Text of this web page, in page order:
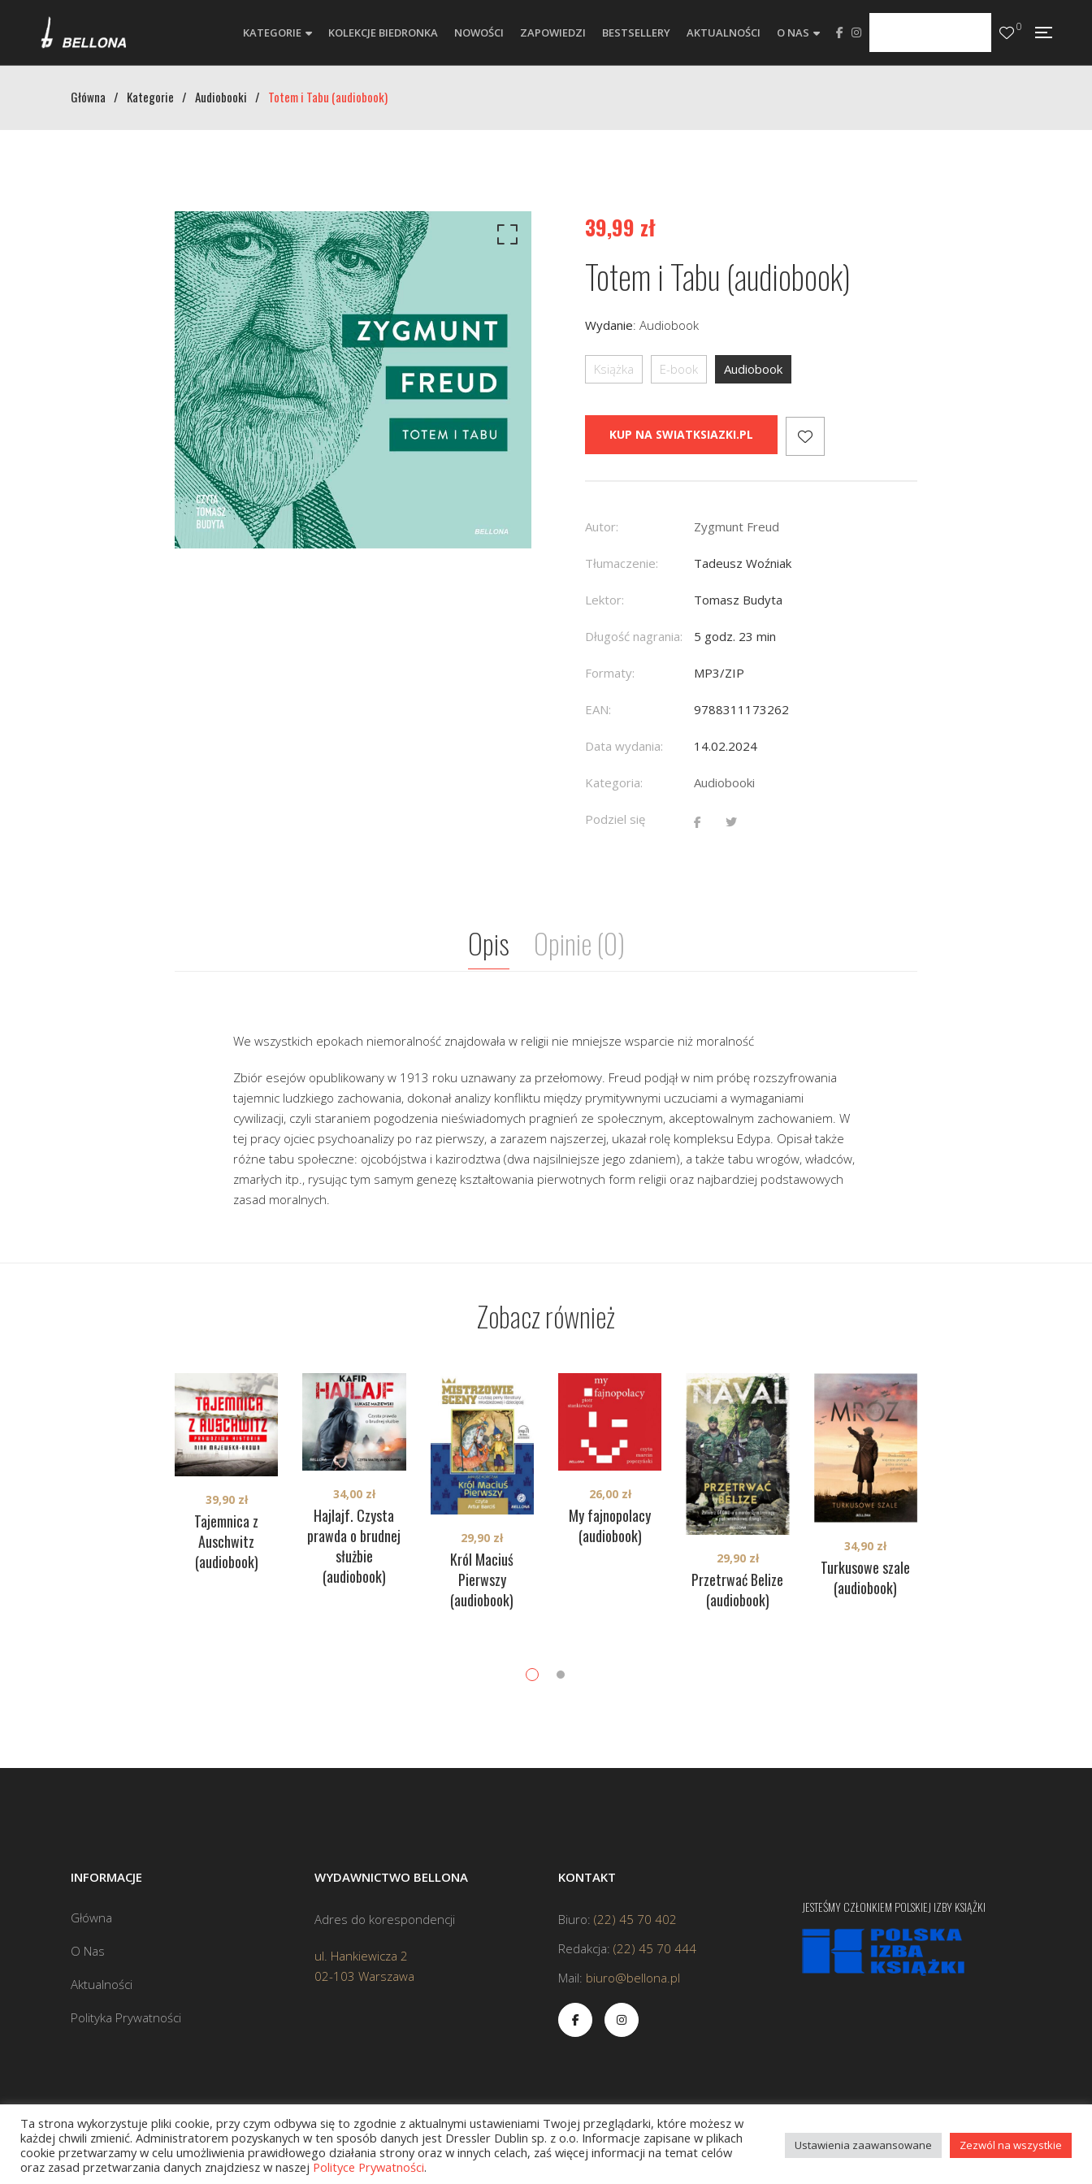
KATEGORIE KOLEKCJE BIEDRONKA NOWOŚCI ZAPOWIEDZI BESTSELLERY AKTUALNOŚCI O NAS 0
Główna / Kategorie / Audiobooki / Totem i Tabu (audiobook)
39,99 zł
Totem i Tabu (audiobook)
Wydanie: Audiobook
Książka E-book Audiobook
KUP NA SWIATKSIAZKI.PL
Autor: Zygmunt Freud
Tłumaczenie: Tadeusz Woźniak
Lektor: Tomasz Budyta
Długość nagrania: 5 godz. 23 min
Formaty: MP3/ZIP
EAN: 9788311173262
Data wydania: 14.02.2024
Kategoria: Audiobooki
Podziel się
Opis Opinie (0)
We wszystkich epokach niemoralność znajdowała w religii nie mniejsze wsparcie niż moralność
Zbiór esejów opublikowany w 1913 roku uznawany za przełomowy. Freud podjął w nim próbę rozszyfrowania
tajemnic ludzkiego zachowania, dokonał analizy konfliktu między prymitywnymi uczuciami a wymaganiami
cywilizacji, czyli staraniem pogodzenia nieświadomych pragnień ze społecznym, akceptowalnym zachowaniem. W
tej pracy ojciec psychoanalizy po raz pierwszy, a zarazem najszerzej, ukazał rolę kompleksu Edypa. Opisał także
różne tabu społeczne: ojcobójstwa i kazirodztwa (dwa najsilniejsze jego zdaniem), a także tabu wrogów, władców,
zmarłych itp., rysując tym samym genezę kształtowania pierwotnych form religii oraz najbardziej podstawowych
zasad moralnych.
Zobacz również
Tajemnica z
Auschwitz
(audiobook)
39,90 zł
Hajlajf. Czysta
prawda o brudnej
służbie
(audiobook)
34,00 zł
Król Maciuś
Pierwszy
(audiobook)
29,90 zł
My fajnopolacy
(audiobook)
26,00 zł
Przetrwać Belize
(audiobook)
29,90 zł
Turkusowe szale
(audiobook)
34,90 zł
INFORMACJE
Główna
O Nas
Aktualności
Polityka Prywatności
WYDAWNICTWO BELLONA
Adres do korespondencji
ul. Hankiewicza 2
02-103 Warszawa
KONTAKT
Biuro: (22) 45 70 402
Redakcja: (22) 45 70 444
Mail: biuro@bellona.pl
JESTEŚMY CZŁONKIEM POLSKIEJ IZBY KSIĄŻKI
Copyright © 2020 bellona.pl
Ta strona wykorzystuje pliki cookie, przy czym odbywa się to zgodnie z aktualnymi ustawieniami Twojej przeglądarki, które możesz w
każdej chwili zmienić. Administratorem pozyskanych w ten sposób danych jest Dressler Dublin sp. z o.o. Informacje zapisane w plikach
cookie przetwarzamy w celu umożliwienia prawidłowego działania strony oraz w innych celach, zaś więcej informacji na temat celów
oraz zasad przetwarzania danych znajdziesz w naszej Polityce Prywatności.
Ustawienia zaawansowane Zezwól na wszystkie